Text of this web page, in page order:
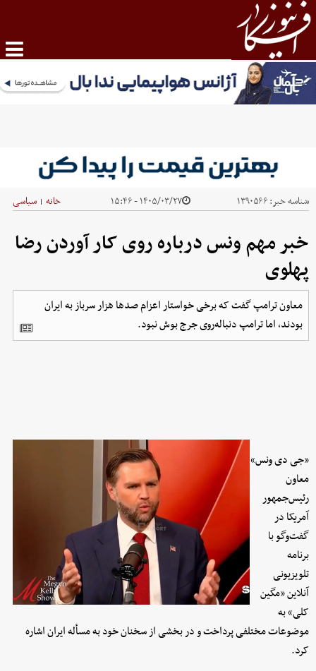
شناسه خبر:۱۳۹۰۵۶۶ ۱۴۰۵/۰۳/۲۷ - ۱۵:۴۶ خانه | سیاسی
خبر مهم ونس درباره روی کار آوردن رضا
پهلوی
معاون ترامپ گفت که برخی خواستار اعزام صدها هزار سرباز به ایران
بودند، اما ترامپ دنباله‌روی جرج بوش نبود.
«جی دی ونس»
معاون
رئیس‌جمهور
آمریکا در
گفت‌وگو با
برنامه
تلویزیونی
آنلاین «مگین
کلی» به
موضوعات مختلفی پرداخت و در بخشی از سخنان خود به مسأله ایران اشاره
کرد.